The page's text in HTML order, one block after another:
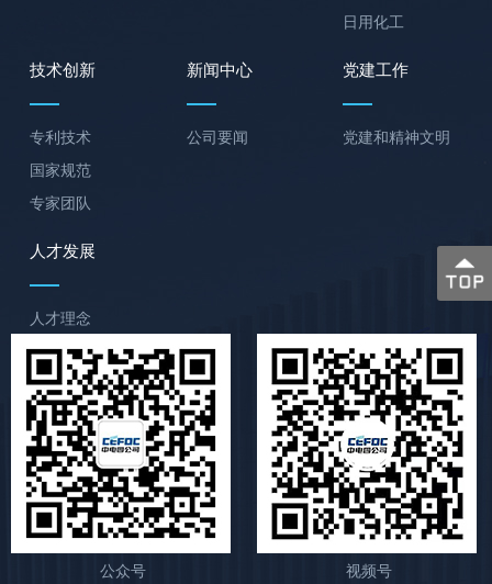
日用化工
技术创新
专利技术
国家规范
专家团队
新闻中心
公司要闻
党建工作
党建和精神文明
人才发展
人才理念
公众号 视频号